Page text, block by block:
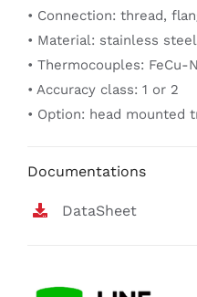
• Connection: thread,
• Material: stainless
• Thermocouples: FeCu-
• Accuracy class: 1 or 2
• Option: head mounted
Documentations
DataSheet